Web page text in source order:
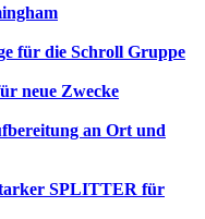
für die Schroll Gruppe
neue Zwecke
an Ort und
SPLITTER für